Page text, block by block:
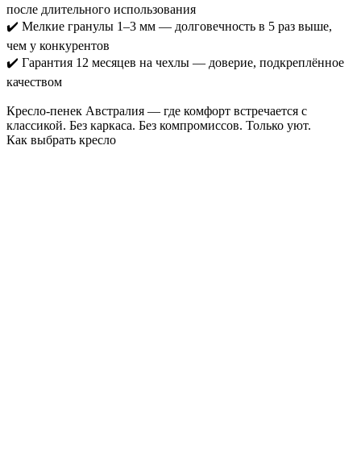
после длительного использования
✔️ Мелкие гранулы 1–3 мм — долговечность в 5 раз выше,
чем у конкурентов
✔️ Гарантия 12 месяцев на чехлы — доверие, подкреплённое
качеством
Кресло-пенек Австралия — где комфорт встречается с
классикой. Без каркаса. Без компромиссов. Только уют.
Как выбрать кресло